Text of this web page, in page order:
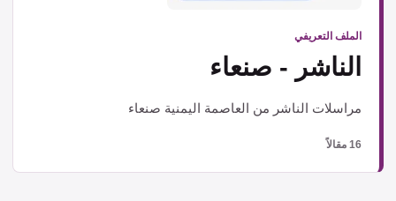
الملف التعريفي
الناشر - صنعاء
مراسلات الناشر من العاصمة اليمنية صنعاء
16 مقالاً